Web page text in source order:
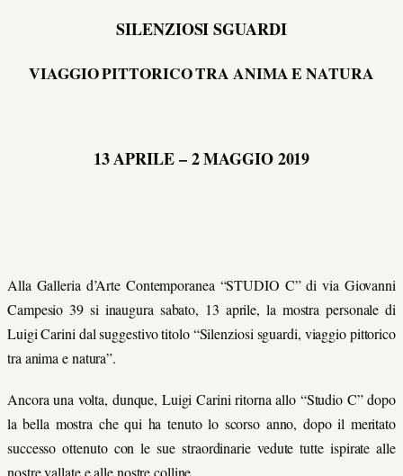
SILENZIOSI SGUARDI
VIAGGIO PITTORICO TRA ANIMA E NATURA
13 APRILE – 2 MAGGIO 2019
Alla Galleria d’Arte Contemporanea “STUDIO C” di via Giovanni
Campesio 39 si inaugura sabato, 13 aprile, la mostra personale di
Luigi Carini dal suggestivo titolo “Silenziosi sguardi, viaggio pittorico
tra anima e natura”.
Ancora una volta, dunque, Luigi Carini ritorna allo “Studio C” dopo
la bella mostra che qui ha tenuto lo scorso anno, dopo il meritato
successo ottenuto con le sue straordinarie vedute tutte ispirate alle
nostre vallate e alle nostre colline.